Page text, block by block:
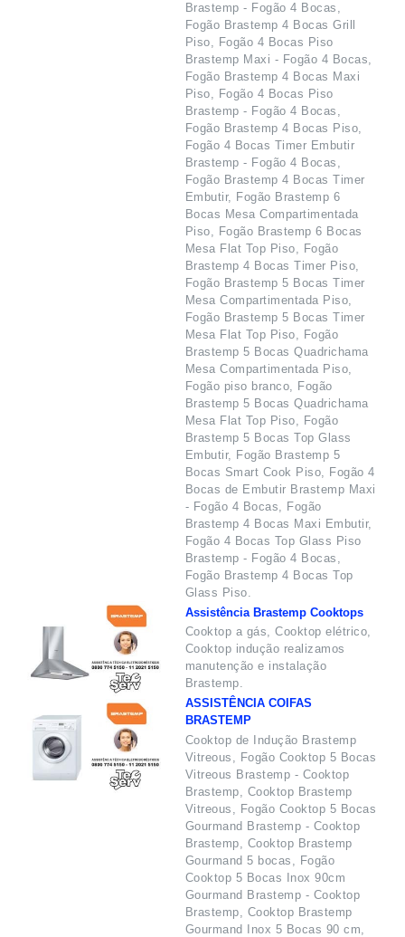
Brastemp - Fogão 4 Bocas,
Fogão Brastemp 4 Bocas Grill
Piso, Fogão 4 Bocas Piso
Brastemp Maxi - Fogão 4 Bocas,
Fogão Brastemp 4 Bocas Maxi
Piso, Fogão 4 Bocas Piso
Brastemp - Fogão 4 Bocas,
Fogão Brastemp 4 Bocas Piso,
Fogão 4 Bocas Timer Embutir
Brastemp - Fogão 4 Bocas,
Fogão Brastemp 4 Bocas Timer
Embutir, Fogão Brastemp 6
Bocas Mesa Compartimentada
Piso, Fogão Brastemp 6 Bocas
Mesa Flat Top Piso, Fogão
Brastemp 4 Bocas Timer Piso,
Fogão Brastemp 5 Bocas Timer
Mesa Compartimentada Piso,
Fogão Brastemp 5 Bocas Timer
Mesa Flat Top Piso, Fogão
Brastemp 5 Bocas Quadrichama
Mesa Compartimentada Piso,
Fogão piso branco, Fogão
Brastemp 5 Bocas Quadrichama
Mesa Flat Top Piso, Fogão
Brastemp 5 Bocas Top Glass
Embutir, Fogão Brastemp 5
Bocas Smart Cook Piso, Fogão 4
Bocas de Embutir Brastemp Maxi
- Fogão 4 Bocas, Fogão
Brastemp 4 Bocas Maxi Embutir,
Fogão 4 Bocas Top Glass Piso
Brastemp - Fogão 4 Bocas,
Fogão Brastemp 4 Bocas Top
Glass Piso.
Assistência Brastemp Cooktops
Cooktop a gás, Cooktop elétrico,
Cooktop indução realizamos
manutenção e instalação
Brastemp.
ASSISTÊNCIA COIFAS
BRASTEMP
Cooktop de Indução Brastemp
Vitreous, Fogão Cooktop 5 Bocas
Vitreous Brastemp - Cooktop
Brastemp, Cooktop Brastemp
Vitreous, Fogão Cooktop 5 Bocas
Gourmand Brastemp - Cooktop
Brastemp, Cooktop Brastemp
Gourmand 5 bocas, Fogão
Cooktop 5 Bocas Inox 90cm
Gourmand Brastemp - Cooktop
Brastemp, Cooktop Brastemp
Gourmand Inox 5 Bocas 90 cm,